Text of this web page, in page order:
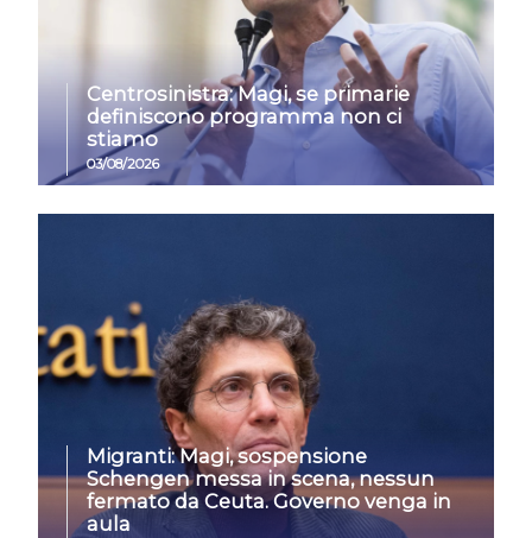
Centrosinistra: Magi, se primarie
definiscono programma non ci
stiamo
03/08/2026
Migranti: Magi, sospensione
Schengen messa in scena, nessun
fermato da Ceuta. Governo venga in
aula